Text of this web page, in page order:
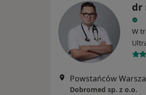
dr
W
Dobromed sp. z o.o.